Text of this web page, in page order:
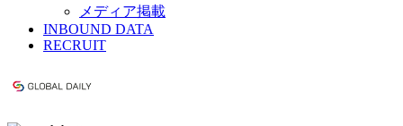
メディア掲載
INBOUND DATA
RECRUIT